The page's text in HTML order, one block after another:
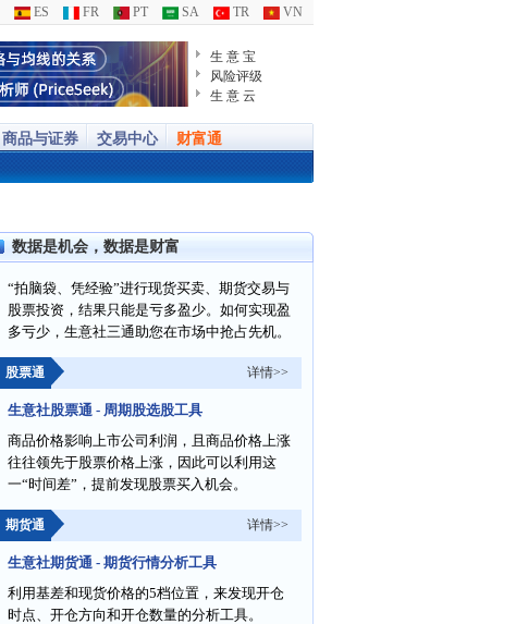
ES FR PT SA TR VN
生 意 宝
风险评级
生 意 云
商品与证券 交易中心 财富通
数据是机会，数据是财富
“拍脑袋、凭经验”进行现货买卖、期货交易与
股票投资，结果只能是亏多盈少。如何实现盈
多亏少，生意社三通助您在市场中抢占先机。
股票通 详情>>
生意社股票通 - 周期股选股工具
商品价格影响上市公司利润，且商品价格上涨
往往领先于股票价格上涨，因此可以利用这
一“时间差”，提前发现股票买入机会。
期货通 详情>>
生意社期货通 - 期货行情分析工具
利用基差和现货价格的5档位置，来发现开仓
时点、开仓方向和开仓数量的分析工具。